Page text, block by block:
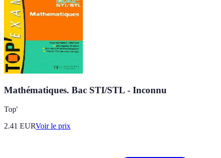
Mathématiques. Bac STI/STL - Inconnu
Top'
2.41 EURVoir le prix